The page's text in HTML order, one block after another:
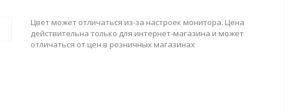
Цвет может отличаться из-за настроек монитора. Цена
действительна только для интернет-магазина и может
отличаться от цен в розничных магазинах